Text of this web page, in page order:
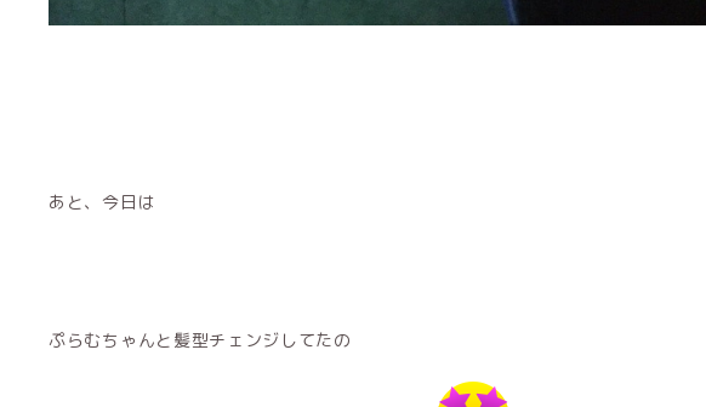
あと、今日は
ぷらむちゃんと髪型チェンジしてたの